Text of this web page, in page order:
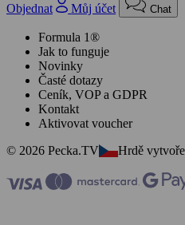
Objednat
Můj účet Chat
Formula 1®
Jak to funguje
Novinky
Časté dotazy
Ceník, VOP a GDPR
Kontakt
Aktivovat voucher
© 2026 Pecka.TV
Hrdě